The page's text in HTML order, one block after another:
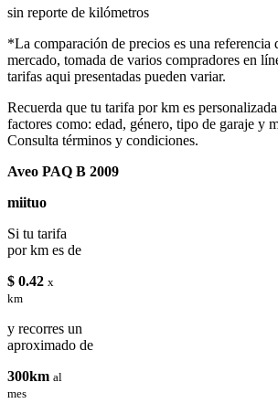
sin reporte de kilómetros
*La comparación de precios es una referencia
mercado, tomada de varios compradores en
tarifas aqui presentadas pueden variar.
Recuerda que tu tarifa por km es
factores como: edad, género, tipo de garaje y
Consulta términos y condiciones.
Aveo PAQ B 2009
miituo
Si tu tarifa
por km es de
$ 0.42 x
km
y recorres un
aproximado de
300km al
mes